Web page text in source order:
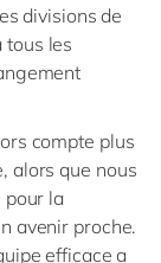
divisions de
tous les
compte plus
alors que nous
pour la
avenir proche.
efficace a